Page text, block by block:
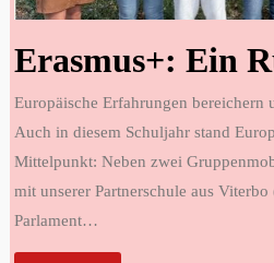
Erasmus+: Ein
Europäische Erfahrungen bereichern
Auch in diesem Schuljahr stand
Mittelpunkt: Neben zwei
mit unserer Partnerschule aus
Parlament…